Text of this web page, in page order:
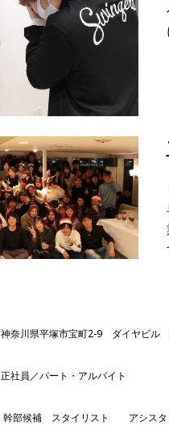
神奈川県平塚市宝町2-9 ダイヤビル
正社員／パート・アルバイト
幹部候補 スタイリスト アシスタ